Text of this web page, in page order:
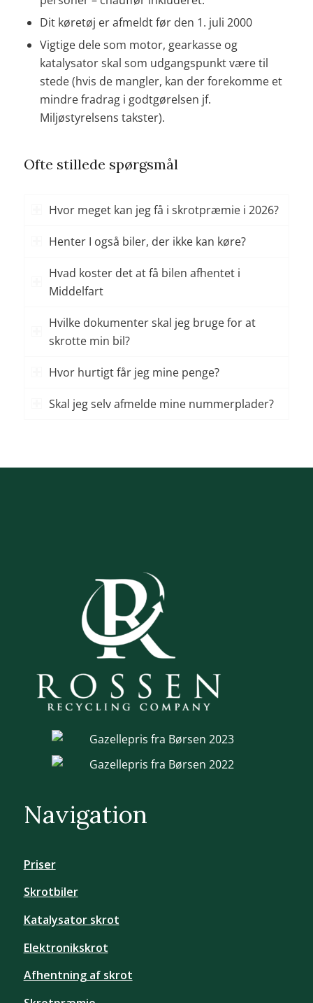
Dit køretøj er afmeldt før den 1. juli 2000
Vigtige dele som motor, gearkasse og
katalysator skal som udgangspunkt være til
stede (hvis de mangler, kan der forekomme et
mindre fradrag i godtgørelsen jf.
Miljøstyrelsens takster).
Ofte stillede spørgsmål
Hvor meget kan jeg få i skrotpræmie i 2026?
Henter I også biler, der ikke kan køre?
Hvad koster det at få bilen afhentet i
Middelfart
Hvilke dokumenter skal jeg bruge for at
skrotte min bil?
Hvor hurtigt får jeg mine penge?
Skal jeg selv afmelde mine nummerplader?
Navigation
Priser
Skrotbiler
Katalysator skrot
Elektronikskrot
Afhentning af skrot